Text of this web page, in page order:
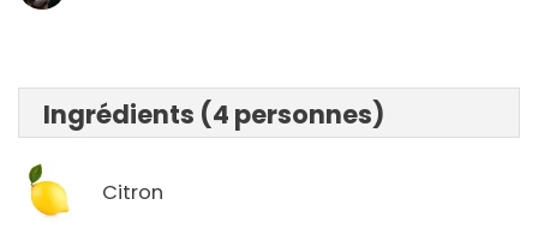
Ingrédients (4 personnes)
Citron